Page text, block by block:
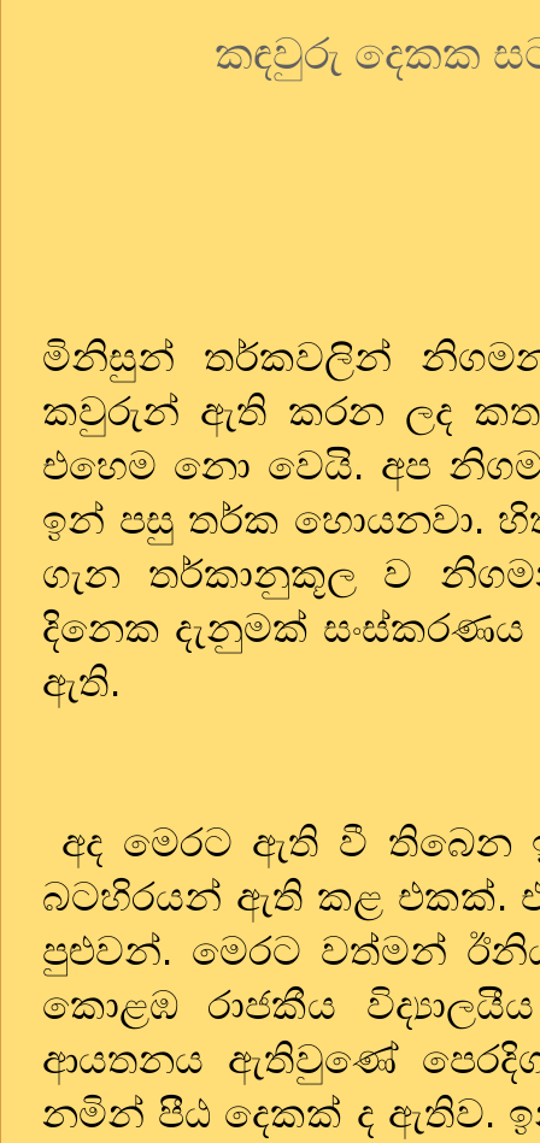
කඳවුරු දෙකක
මිනිසුන් තර්කවලින්
කවුරුන් ඇති කරන ලද
එහෙම නො වෙයි. අප
ඉන් පසු තර්ක හොයනවා.
ගැන තර්කානුකූල ව
දිනෙක දැනුමක්
ඇති.
අද මෙරට ඇති වී තිබෙන
බටහිරයන් ඇති කළ එකක්.
පුළුවන්. මෙරට වත්මන්
කොළඹ රාජකීය
ආයතනය ඇතිවුණේ පෙරදිග
නමින් පීඨ දෙකක් ද ඇතිව.